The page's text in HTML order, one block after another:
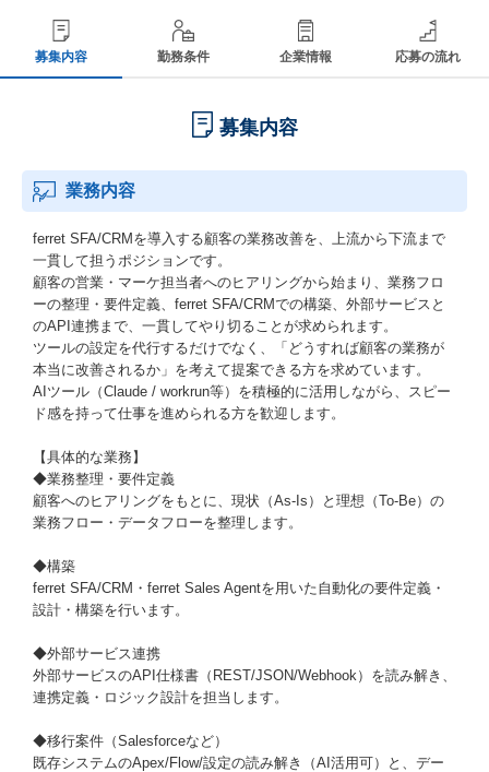
募集内容 勤務条件 企業情報 応募の流れ
募集内容
業務内容
ferret SFA/CRMを導入する顧客の業務改善を、上流から下流まで
一貫して担うポジションです。
顧客の営業・マーケ担当者へのヒアリングから始まり、業務フロ
ーの整理・要件定義、ferret SFA/CRMでの構築、外部サービスと
のAPI連携まで、一貫してやり切ることが求められます。
ツールの設定を代行するだけでなく、「どうすれば顧客の業務が
本当に改善されるか」を考えて提案できる方を求めています。
AIツール（Claude / workrun等）を積極的に活用しながら、スピー
ド感を持って仕事を進められる方を歓迎します。
【具体的な業務】
◆業務整理・要件定義
顧客へのヒアリングをもとに、現状（As-Is）と理想（To-Be）の
業務フロー・データフローを整理します。
◆構築
ferret SFA/CRM・ferret Sales Agentを用いた自動化の要件定義・
設計・構築を行います。
◆外部サービス連携
外部サービスのAPI仕様書（REST/JSON/Webhook）を読み解き、
連携定義・ロジック設計を担当します。
◆移行案件（Salesforceなど）
既存システムのApex/Flow/設定の読み解き（AI活用可）と、デー